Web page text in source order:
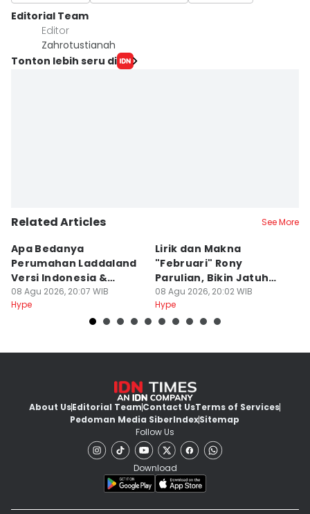
Editorial Team
Editor
Zahrotustianah
Tonton lebih seru di
Related Articles See More
Apa Bedanya
Perumahan Laddaland
Versi Indonesia &
Thailand?
08 Agu 2026, 20:07 WIB
Hype
Lirik dan Makna
"Februari" Rony
Parulian, Bikin Jatuh
Cinta?
08 Agu 2026, 20:02 WIB
Hype
About UsEditorial TeamContact UsTerms of Services
Pedoman Media SiberIndexSitemap
Follow Us
Download